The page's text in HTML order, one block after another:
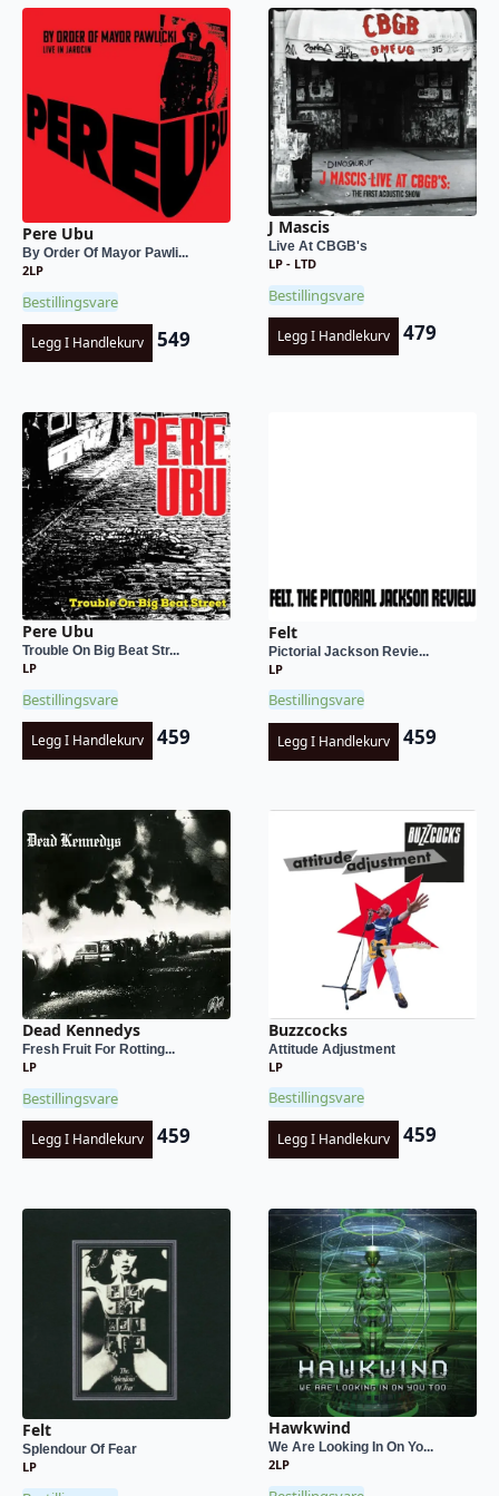
Pere Ubu
By Order Of Mayor Pawli...
2LP
Bestillingsvare
Legg I Handlekurv 549
J Mascis
Live At CBGB's
LP - LTD
Bestillingsvare
Legg I Handlekurv 479
Pere Ubu
Trouble On Big Beat Str...
LP
Bestillingsvare
Legg I Handlekurv 459
Felt
Pictorial Jackson Revie...
LP
Bestillingsvare
Legg I Handlekurv 459
Dead Kennedys
Fresh Fruit For Rotting...
LP
Bestillingsvare
Legg I Handlekurv 459
Buzzcocks
Attitude Adjustment
LP
Bestillingsvare
Legg I Handlekurv 459
Felt
Splendour Of Fear
LP
Hawkwind
We Are Looking In On Yo...
2LP